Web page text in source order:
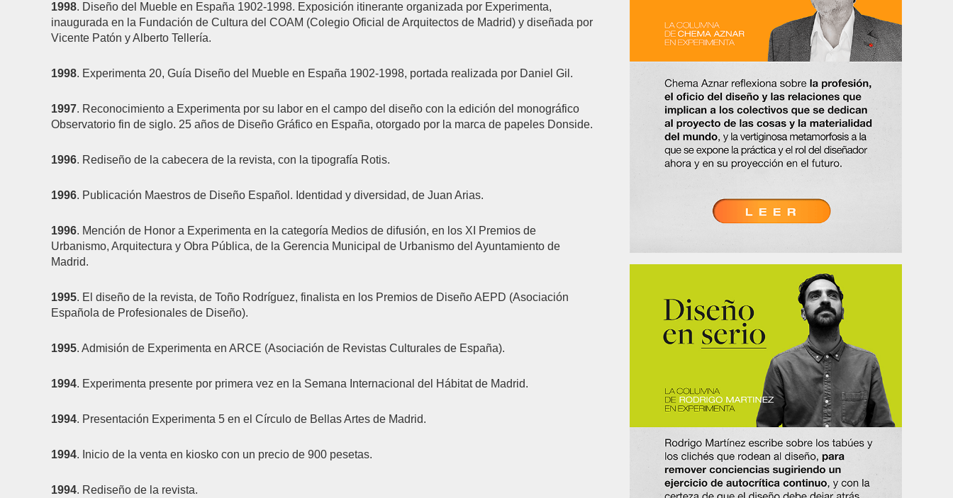
1998. Diseño del Mueble en España 1902-1998. Exposición itinerante organizada por Experimenta,
inaugurada en la Fundación de Cultura del COAM (Colegio Oficial de Arquitectos de Madrid) y diseñada por
Vicente Patón y Alberto Tellería.
1998. Experimenta 20, Guía Diseño del Mueble en España 1902-1998, portada realizada por Daniel Gil.
1997. Reconocimiento a Experimenta por su labor en el campo del diseño con la edición del monográfico
Observatorio fin de siglo. 25 años de Diseño Gráfico en España, otorgado por la marca de papeles Donside.
1996. Rediseño de la cabecera de la revista, con la tipografía Rotis.
1996. Publicación Maestros de Diseño Español. Identidad y diversidad, de Juan Arias.
1996. Mención de Honor a Experimenta en la categoría Medios de difusión, en los XI Premios de
Urbanismo, Arquitectura y Obra Pública, de la Gerencia Municipal de Urbanismo del Ayuntamiento de
Madrid.
1995. El diseño de la revista, de Toño Rodríguez, finalista en los Premios de Diseño AEPD (Asociación
Española de Profesionales de Diseño).
1995. Admisión de Experimenta en ARCE (Asociación de Revistas Culturales de España).
1994. Experimenta presente por primera vez en la Semana Internacional del Hábitat de Madrid.
1994. Presentación Experimenta 5 en el Círculo de Bellas Artes de Madrid.
1994. Inicio de la venta en kiosko con un precio de 900 pesetas.
1994. Rediseño de la revista.